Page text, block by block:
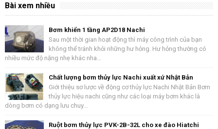
Bài xem nhiều
Bơm khiển 1 tầng AP2D18 Nachi
Sau một thời gian hoạt động thì máy công trình của bạn
không thể tránh khỏi những hư hỏng. Hư hỏng thường có
nhiều mức độ nặng nhẹ khác nha...
Chất lượng bơm thủy lực Nachi xuất xứ Nhật Bản
Giới thiệu sơ lược về động cơ thủy lực Nachi Nhật Bản Bơm
thủy lực hiệu nachi cũng như các loại máy bơm khác là
dòng bơm có dạng lưu chuy...
Ruột bơm thủy lực PVK-2B-32L cho xe đào Hiatchi